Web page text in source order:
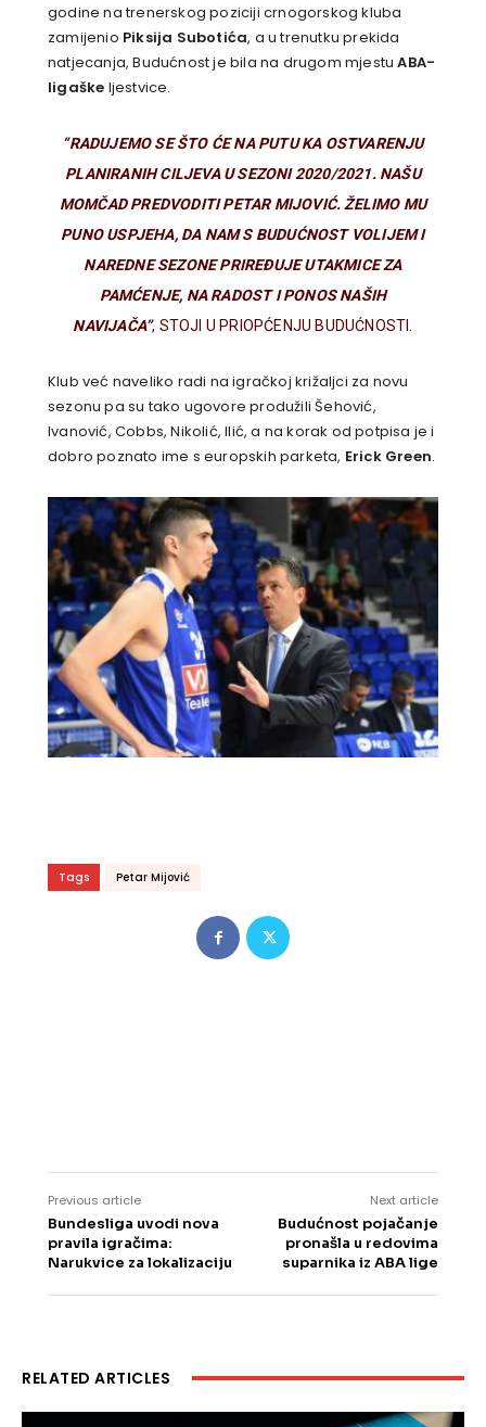
godine na trenerskog poziciji crnogorskog kluba
zamijenio Piksija Subotića, a u trenutku prekida
natjecanja, Budućnost je bila na drugom mjestuABA-
ligaške ljestvice.
“RADUJEMO SE ŠTO ĆE NA PUTU KA OSTVARENJU
PLANIRANIH CILJEVA U SEZONI 2020/2021. NAŠU
MOMČAD PREDVODITI PETAR MIJOVIĆ. ŽELIMO MU
PUNO USPJEHA, DA NAM S BUDUĆNOST VOLIJEM I
NAREDNE SEZONE PRIREĐUJE UTAKMICE ZA
PAMĆENJE, NA RADOST I PONOS NAŠIH
NAVIJAČA”, STOJI U PRIOPĆENJU BUDUĆNOSTI.
Klub već naveliko radi na igračkoj križaljci za novu
sezonu pa su tako ugovore produžili Šehović,
Ivanović, Cobbs, Nikolić, Ilić, a na korak od potpisa je i
dobro poznato ime s europskih parketa, Erick Green.
Tags Petar Mijović
Previous article
Bundesliga uvodi nova
pravila igračima:
Narukvice za lokalizaciju
Next article
Budućnost pojačanje
pronašla u redovima
suparnika iz ABA lige
RELATED ARTICLES